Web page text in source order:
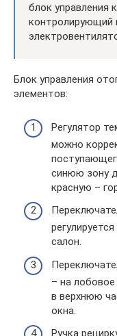
блок управления
контролирующий
Блок управления
элементов:
Регулятор
можно
синюю зону
красную –
салон.
– на лобовое
в верхнюю
окна.
Ручка